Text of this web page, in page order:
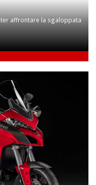
affrontare la sgaloppata